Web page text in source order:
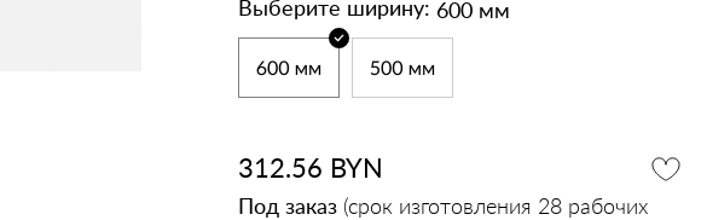
Выберите ширину: 600 мм
312.56 BYN
Под заказ (срок изготовления 28 рабочих